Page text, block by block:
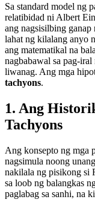
Sa standard model ng
relatibidad ni Albert
ang nagsisilbing
lahat ng kilalang anyo
ang matematikal na
nagbabawal sa pag-
liwanag. Ang mga
tachyons.
1. Ang
Tachyons
Ang konsepto ng mga
nagsimula noong
nakilala ng pisikong si
sa loob ng balangkas
paglabag sa sanhi, na